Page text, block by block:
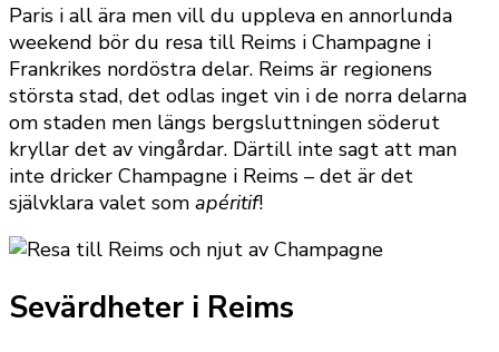
Paris i all ära men vill du uppleva en annorlunda
weekend bör du resa till Reims i Champagne i
Frankrikes nordöstra delar. Reims är regionens
största stad, det odlas inget vin i de norra delarna
om staden men längs bergsluttningen söderut
kryllar det av vingårdar. Därtill inte sagt att man
inte dricker Champagne i Reims – det är det
självklara valet som apéritif!
Sevärdheter i Reims